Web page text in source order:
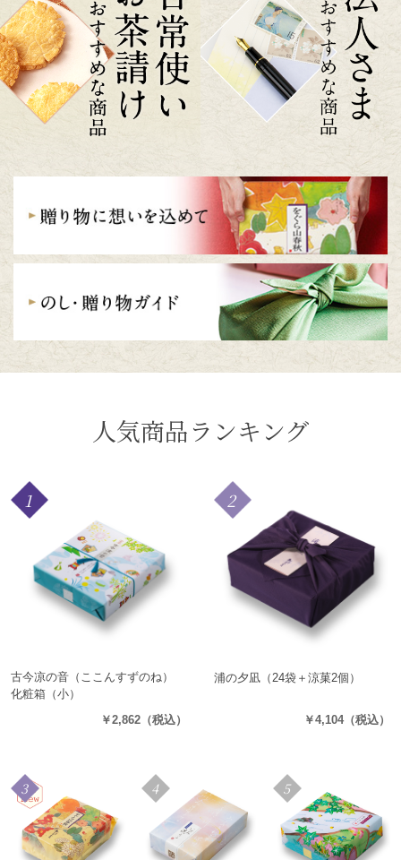
人気商品ランキング
1
古今凉の音（ここんすずのね）
化粧箱（小）
（15袋+涼菓3個）
￥2,862 （税込）
2
浦の夕凪（24袋＋涼菓2個）
￥4,104（税込）
3 4 5